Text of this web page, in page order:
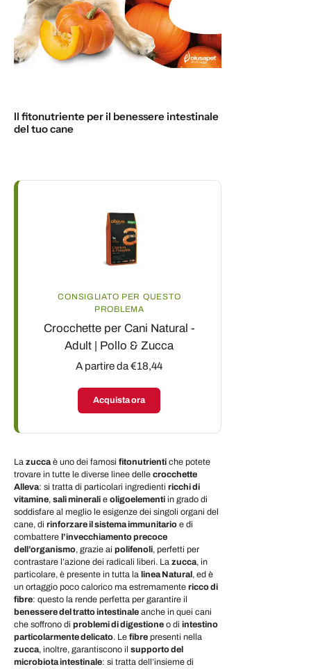
Il fitonutriente per il benessere intestinale
del tuo cane
CONSIGLIATO PER QUESTO
PROBLEMA
Crocchette per Cani Natural -
Adult | Pollo & Zucca
A partire da €18,44
Acquista ora
La zucca è uno dei famosi fitonutrienti che potete
trovare in tutte le diverse linee delle crocchette
Alleva: si tratta di particolari ingredienti ricchi di
vitamine, sali minerali e oligoelementi in grado di
soddisfare al meglio le esigenze dei singoli organi del
cane, di rinforzare il sistema immunitario e di
combattere l’invecchiamento precoce
dell’organismo, grazie ai polifenoli, perfetti per
contrastare l’azione dei radicali liberi. La zucca, in
particolare, è presente in tutta la linea Natural, ed è
un ortaggio poco calorico ma estremamente ricco di
fibre: questo la rende perfetta per garantire il
benessere del tratto intestinale anche in quei cani
che soffrono di problemi di digestione o di intestino
particolarmente delicato. Le fibre presenti nella
zucca, inoltre, garantiscono il supporto del
microbiota intestinale: si tratta dell’insieme di